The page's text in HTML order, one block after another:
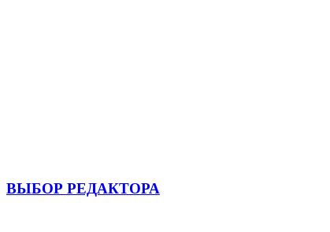
ВЫБОР РЕДАКТОРА